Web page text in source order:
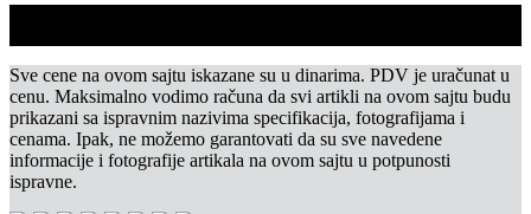
Sve cene na ovom sajtu iskazane su u dinarima. PDV je uračunat u
cenu. Maksimalno vodimo računa da svi artikli na ovom sajtu budu
prikazani sa ispravnim nazivima specifikacija, fotografijama i
cenama. Ipak, ne možemo garantovati da su sve navedene
informacije i fotografije artikala na ovom sajtu u potpunosti
ispravne.